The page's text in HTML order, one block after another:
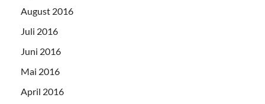
August 2016
Juli 2016
Juni 2016
Mai 2016
April 2016